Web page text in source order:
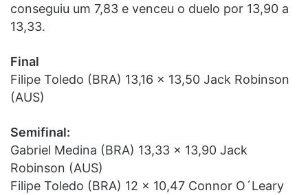
conseguiu um 7,83 e venceu o duelo por 13,90 a
13,33.
Final
Filipe Toledo (BRA) 13,16 x 13,50 Jack Robinson
(AUS)
Semifinal:
Gabriel Medina (BRA) 13,33 x 13,90 Jack
Robinson (AUS)
Filipe Toledo (BRA) 12 x 10,47 Connor O´Leary